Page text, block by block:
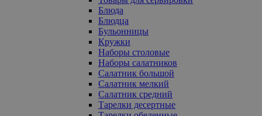
Блюда
Блюдца
Бульонницы
Кружки
Наборы столовые
Наборы салатников
Салатник большой
Салатник мелкий
Салатник средний
Тарелки десертные